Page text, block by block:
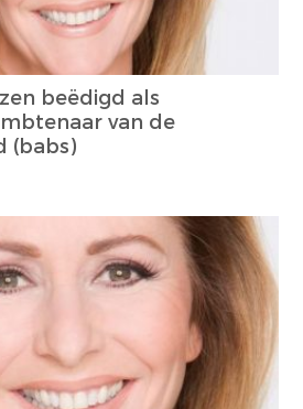
beëdigd als
van de
(babs)